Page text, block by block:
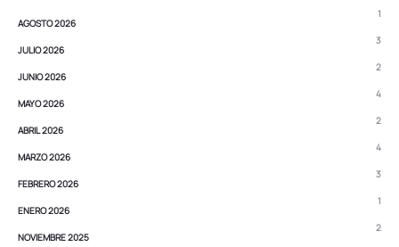
AGOSTO 2026
1
JULIO 2026
3
JUNIO 2026
2
MAYO 2026
4
ABRIL 2026
2
MARZO 2026
4
FEBRERO 2026
3
ENERO 2026
1
NOVIEMBRE 2025
2